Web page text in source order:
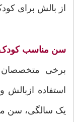
از بالش برای
سن مناسب کودک
برخی
استفاده ازبالش
یک سالگی، سن